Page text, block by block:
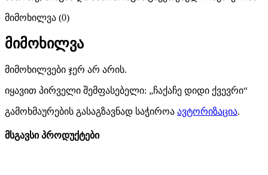
მიმოხილვა (0)
მიმოხილვა
მიმოხილვები ჯერ არ არის.
იყავით პირველი შემფასებელი: „ჩაქაჩე დიდი ქვევრი“
გამოხმაურების გასაგზავნად საჭიროა ავტორიზაცია.
მსგავსი პროდუქტები